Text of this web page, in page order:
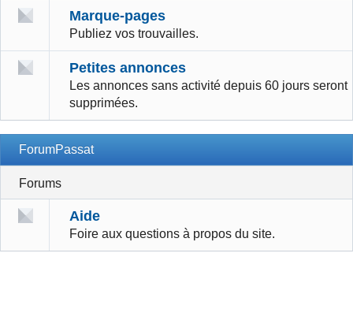
Marque-pages
Publiez vos trouvailles.
Petites annonces
Les annonces sans activité depuis 60 jours seront
supprimées.
ForumPassat
Forums
Aide
Foire aux questions à propos du site.